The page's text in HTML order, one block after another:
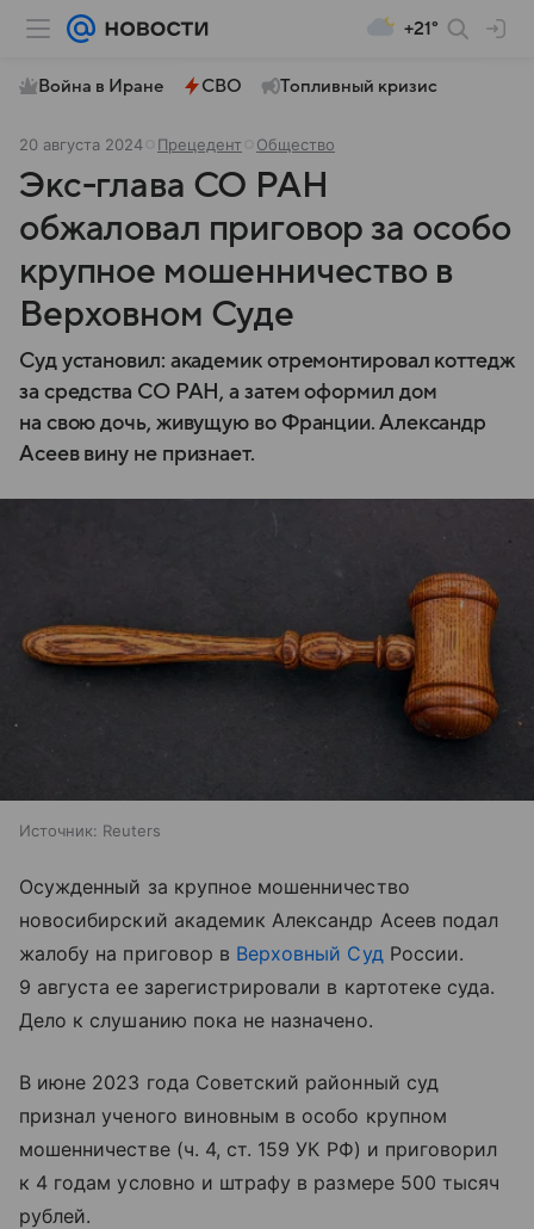
+21°
Война в Иране СВО Топливный кризис
20 августа 2024 Прецедент Общество
Экс-глава СО РАН
обжаловал приговор за особо
крупное мошенничество в
Верховном Суде
Суд установил: академик отремонтировал коттедж
за средства СО РАН, а затем оформил дом
на свою дочь, живущую во Франции. Александр
Асеев вину не признает.
Источник: Reuters
Осужденный за крупное мошенничество
новосибирский академик Александр Асеев подал
жалобу на приговор в Верховный Суд России.
9 августа ее зарегистрировали в картотеке суда.
Дело к слушанию пока не назначено.
В июне 2023 года Советский районный суд
признал ученого виновным в особо крупном
мошенничестве (ч. 4, ст. 159 УК РФ) и приговорил
к 4 годам условно и штрафу в размере 500 тысяч
рублей.